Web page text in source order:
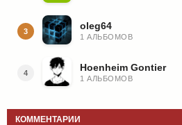
3 oleg64
1 АЛЬБОМОВ
4 Hoenheim Gontier
1 АЛЬБОМОВ
КОММЕНТАРИИ